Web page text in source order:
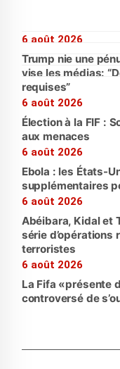
6 août 2026
Trump nie une
vise les médias:
requises”
6 août 2026
Élection à la FIF :
aux menaces
6 août 2026
Ebola : les États-
supplémentaires
6 août 2026
Abéibara, Kidal et
série d’opérations
terroristes
6 août 2026
La Fifa «présente
controversé de